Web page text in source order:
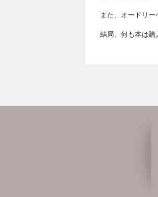
また、オードリ
結局、何も本は購